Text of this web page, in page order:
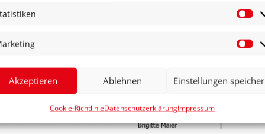
Akzeptieren Ablehnen Einstellungen
Cookie-RichtlinieDatenschutzerklärungImpressum